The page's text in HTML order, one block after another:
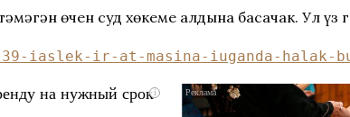
өчен суд хөкеме алдына басачак. Ул үз
iaslek-ir-at-masina-iuganda-halak-
i
на нужный срок